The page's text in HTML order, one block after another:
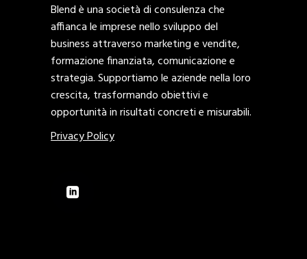
Blend è una società di consulenza che
affianca le imprese nello sviluppo del
business attraverso marketing e vendite,
formazione finanziata, comunicazione e
strategia. Supportiamo le aziende nella loro
crescita, trasformando obiettivi e
opportunità in risultati concreti e misurabili.
Privacy Policy